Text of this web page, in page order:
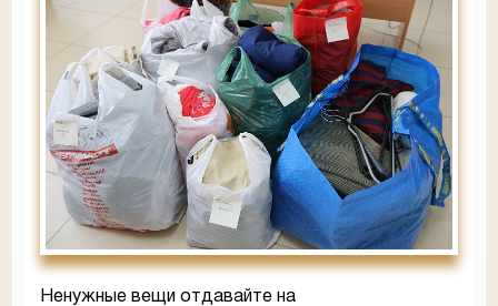
Ненужные вещи отдавайте на